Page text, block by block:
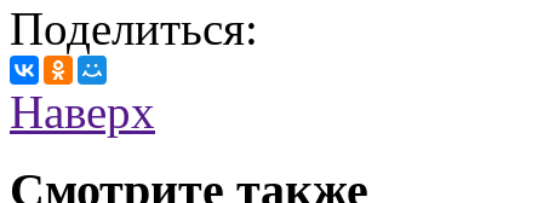
Поделиться:
Наверх
Смотрите также